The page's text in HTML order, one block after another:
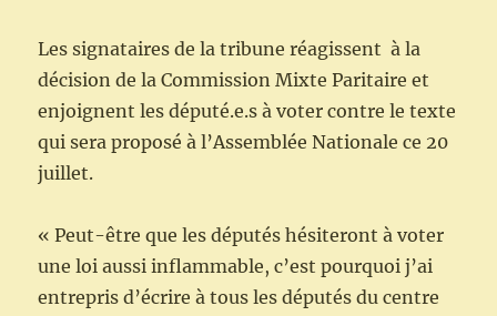
Les signataires de la tribune réagissent à la
décision de la Commission Mixte Paritaire et
enjoignent les député.e.s à voter contre le texte
qui sera proposé à l’Assemblée Nationale ce 20
juillet.
« Peut-être que les députés hésiteront à voter
une loi aussi inflammable, c’est pourquoi j’ai
entrepris d’écrire à tous les députés du centre